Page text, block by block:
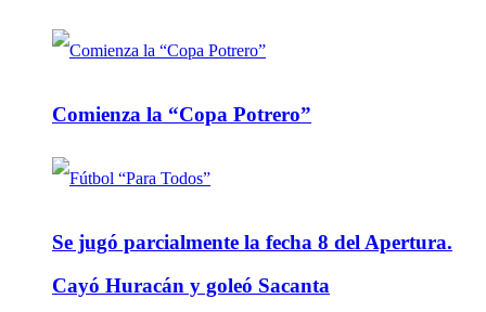
Comienza la “Copa Potrero”
Se jugó parcialmente la fecha 8 del Apertura.
Cayó Huracán y goleó Sacanta